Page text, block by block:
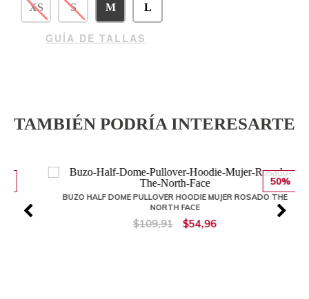
XS S M L
GUÍA DE TALLAS
TAMBIÉN PODRÍA INTERESARTE
BUZO HALF DOME PULLOVER HOODIE MUJER ROSADO THE
NORTH FACE
$109,91 $54,96